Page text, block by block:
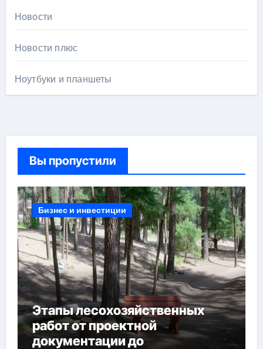
Новости
Новости плюс
Ноутбуки и планшеты
Вы пропустили
Бизнес и инвестиции
Этапы лесохозяйственных
работ от проектной
документации до